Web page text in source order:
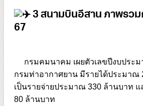
3 สนามบินอีสาน ภาพรวม
67
กรมคมนาคม เผยตัวเลขปีงบประม
กรมท่าอากาศยาน มีรายได้ประมาณ
เป็นรายจ่ายประมาณ 330 ล้านบาท
80 ล้านบาท